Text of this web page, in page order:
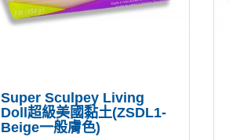
Super Sculpey Living
Doll超級美國黏土(ZSDL1-
Beige一般膚色)